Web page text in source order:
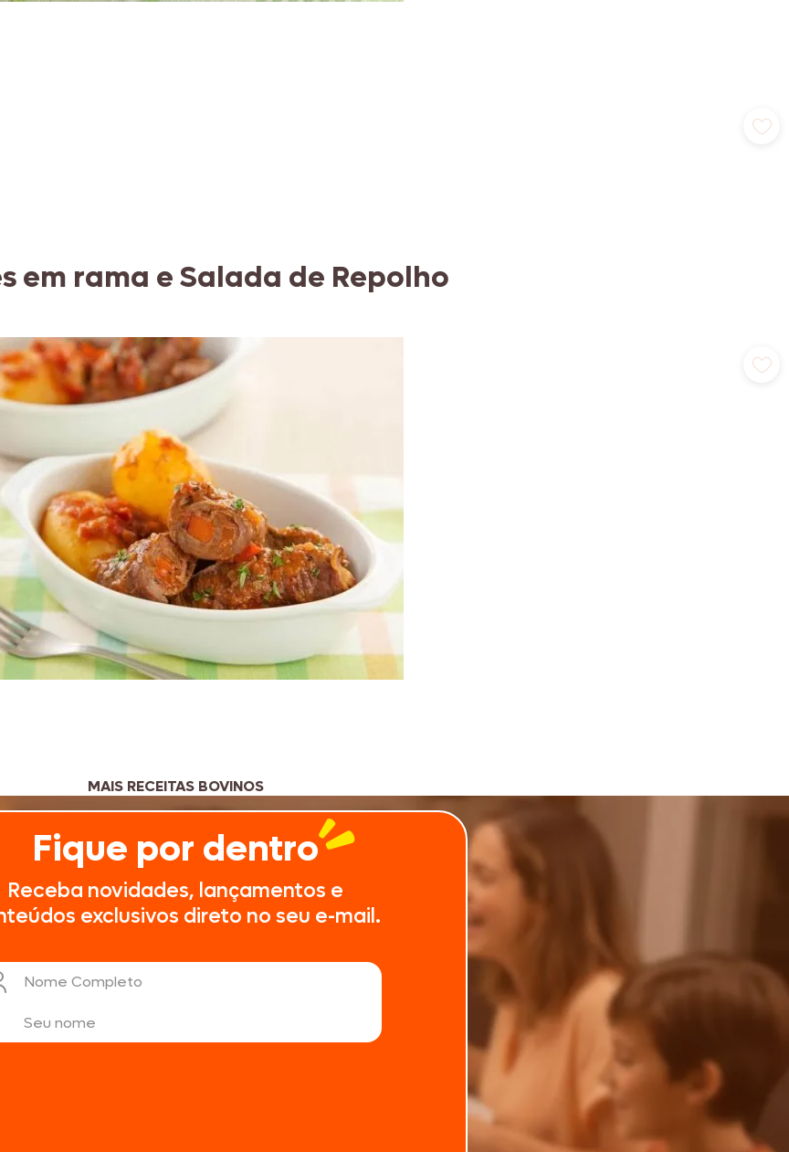
em rama e Salada de Repolho
MAIS RECEITAS BOVINOS
Fique por dentro
Receba novidades, lançamentos e
exclusivos direto no seu e-mail.
Nome Completo